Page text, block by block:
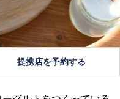
提携店を予約する